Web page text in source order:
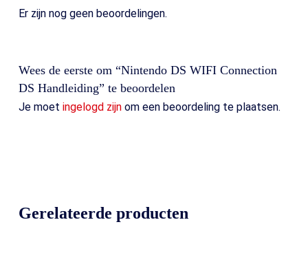
Er zijn nog geen beoordelingen.
Wees de eerste om “Nintendo DS WIFI Connection
DS Handleiding” te beoordelen
Je moet ingelogd zijnom een beoordeling te plaatsen.
Gerelateerde producten